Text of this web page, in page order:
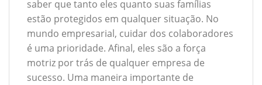
saber que tanto eles quanto suas famílias
estão protegidos em qualquer situação. No
mundo empresarial, cuidar dos colaboradores
é uma prioridade. Afinal, eles são a força
motriz por trás de qualquer empresa de
sucesso. Uma maneira importante de